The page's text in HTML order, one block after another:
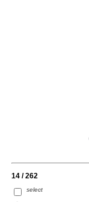
14 / 262
select